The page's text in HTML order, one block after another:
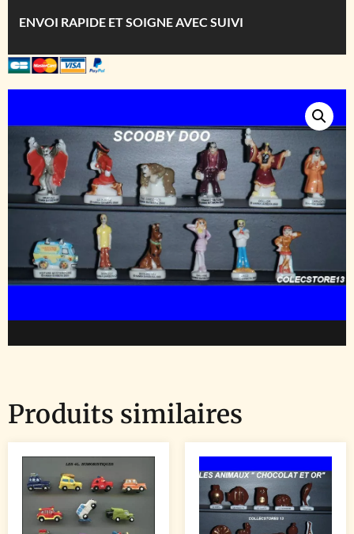
ENVOI RAPIDE ET SOIGNE AVEC SUIVI
Produits similaires